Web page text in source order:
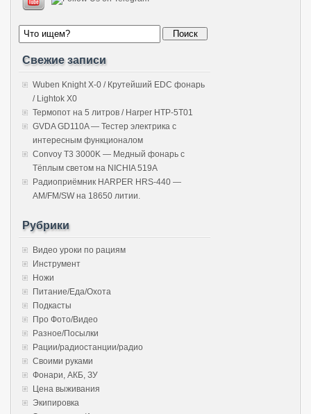
Свежие записи
Wuben Knight X-0 / Крутейший EDC фонарь
/ Lightok X0
Термопот на 5 литров / Harper HTP-5T01
GVDA GD110A — Тестер электрика с
интересным функционалом
Convoy T3 3000K — Медный фонарь с
Тёплым светом на NICHIA 519A
Радиоприёмник HARPER HRS-440 —
AM/FM/SW на 18650 литии.
Рубрики
Видео уроки по рациям
Инструмент
Ножи
Питание/Еда/Охота
Подкасты
Про Фото/Видео
Разное/Посылки
Рации/радиостанции/радио
Своими руками
Фонари, АКБ, ЗУ
Цена выживания
Экипировка